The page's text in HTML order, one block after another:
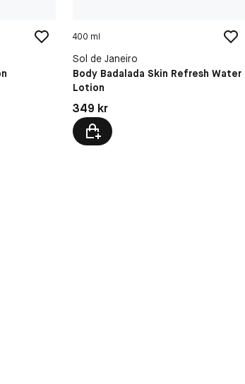
400 ml
Sol de Janeiro
Body Badalada Skin Refresh Water
Lotion
Pris: 349 kr
349 kr